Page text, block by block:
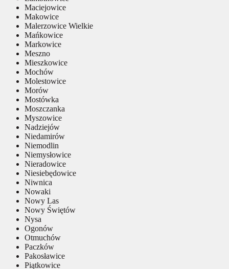
Maciejowice
Makowice
Malerzowice Wielkie
Mańkowice
Markowice
Meszno
Mieszkowice
Mochów
Molestowice
Morów
Mostówka
Moszczanka
Myszowice
Nadziejów
Niedamirów
Niemodlin
Niemysłowice
Nieradowice
Niesiebędowice
Niwnica
Nowaki
Nowy Las
Nowy Świętów
Nysa
Ogonów
Otmuchów
Paczków
Pakosławice
Piątkowice